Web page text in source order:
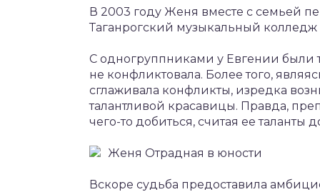
В 2003 году Женя вместе с семьей
Таганрогский музыкальный
С одногруппниками у Евгении были
не конфликтовала. Более того,
сглаживала конфликты, изредка
талантливой красавицы. Правда,
чего-то добиться, считая ее таланты
Женя Отрадная в юности
Вскоре судьба предоставила